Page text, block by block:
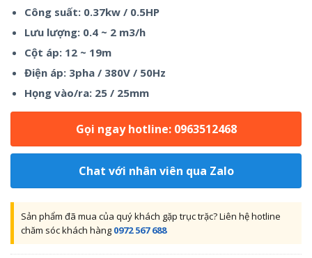
Công suất: 0.37kw / 0.5HP
Lưu lượng: 0.4 ~ 2 m3/h
Cột áp: 12 ~ 19m
Điện áp: 3pha / 380V / 50Hz
Họng vào/ra: 25 / 25mm
Gọi ngay hotline: 0963512468
Chat với nhân viên qua Zalo
Sản phẩm đã mua của quý khách gặp trục trặc? Liên hệ hotline
chăm sóc khách hàng 0972 567 688